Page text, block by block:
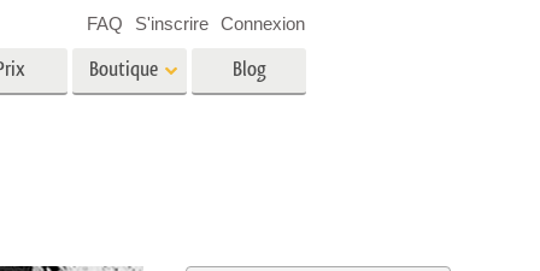
Boutique Blog
FAQ S'inscrire Connexion